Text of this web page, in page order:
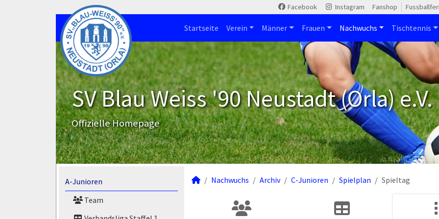
Facebook Instagram Fanshop
Startseite Verein Männer Frauen Nachwuchs Tischtennis
SV Blau Weiss '90 Neustadt (Orla) e.V.
Offizielle Homepage
A-Junioren
Team
Nachwuchs Archiv C-Junioren Spielplan Spieltag